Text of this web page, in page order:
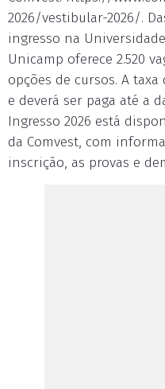
2026/vestibular-2026/.
ingresso na
Unicamp oferece 2.520
opções de cursos. A taxa
e deverá ser paga até a
Ingresso 2026 está
da Comvest, com
inscrição, as provas e